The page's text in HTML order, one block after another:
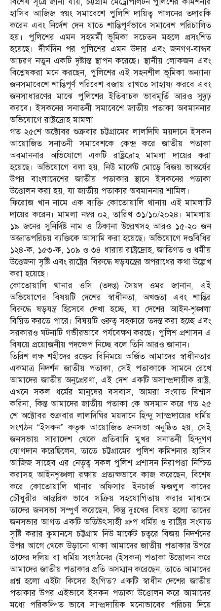
হাসিব আজিজ স্বয়ং সমাবেশে পুলিশি দায়িত্ব পালনের তদারকি
করেন এবং নির্দেশ দেন যাতে শান্তিপূর্ণভাবে সমাবেশ পরিচালিত
হয়। পুলিশের এমন সহমর্মী ভূমিকা সচেতন মহলে প্রসংশিত
হয়েছে। দীর্ঘদিন পর পুলিশের এমন উদার এবং জনগণ-বান্ধব
আচরণ নতুন একটি দৃষ্টান্ত স্থাপন করেছে। স্থানীয় লোকজন এবং
বিশ্লেষকরা মনে করছেন, পুলিশের এই সহনশীল ভূমিকা অন্যান্য
জনসমাবেশে শান্তিপূর্ণ পরিবেশ বজায় রাখতে সাহায্য করবে এবং
জনসাধারণের মাঝে পুলিশের ইতিবাচক ভাবমূর্তি আরও সুদৃঢ়
করবে। ইসকনের সনাতনী সমাবেশে জাতীয় পতাকা অবমাননার
অভিযোগে রাষ্ট্রদ্রোহ মামলা
গত ২৫শে অক্টোবর শুক্রবার চট্টগ্রামের লালদিঘি ময়দানে ইসকন
আয়োজিত সনাতনী সমাবেশকে কেন্দ্র করে জাতীয় পতাকা
অবমাননার অভিযোগে একটি রাষ্ট্রদ্রোহ মামলা দায়ের করা
হয়েছে। অভিযোগে বলা হয়, নিউ মার্কেট মোড়ে বিজয় ভাস্কর্যের
উপর বাংলাদেশের জাতীয় পতাকার স্থানে ইসকনের পতাকা
উত্তোলন করা হয়, যা জাতীয় পতাকার অবমাননার শামিল।
ফিরোজ খান নামে এক ব্যক্তি কোতোয়ালি থানায় এই মামলাটি
দায়ের করেন। মামলা নম্বর ০২, তারিখ ৩১/১০/২০২৪। মামলায়
১৯ জনের সুনির্দিষ্ট নাম ও ঠিকানা উল্লেখসহ আরও ১৫-২০ জন
অজ্ঞাতপরিচয় ব্যক্তিকে আসামি করা হয়েছে। অভিযোগে দণ্ডবিধির
১২৪-ক, ১৫৩-ক, ১০৯ ও ৩৪ ধারায় রাষ্ট্রদ্রোহ, জাতিগত ও ধর্মীয়
উত্তেজনা সৃষ্টি এবং রাষ্ট্রের বিরুদ্ধে ষড়যন্ত্রের অপরাধের কথা উল্লেখ
করা হয়েছে।
কোতোয়ালি থানার ওসি (তদন্ত) সৈয়দ ওমর জানান, এই
অভিযোগের বিষয়টি দেশের স্বাধীনতা, অখণ্ডতা এবং শান্তির
বিরুদ্ধে ষড়যন্ত্র হিসেবে দেখা হচ্ছে, যা দেশের আইন-শৃঙ্খলা
বিঘ্নিত করতে পারে। বিষয়টি গুরুত্ব সহকারে তদন্ত করা হচ্ছে এবং
সরকারও ঘটনাটি গভীরভাবে পর্যবেক্ষণ করছে। পুলিশ প্রশাসন এ
বিষয়ে প্রয়োজনীয় পদক্ষেপ নিচ্ছে বলে তিনি আরও জানান।
তিরিশ লক্ষ শহীদের রক্তের বিনিময়ে অর্জিত আমাদের স্বাধীনতার
একমাত্র নিদর্শন জাতীয় পতাকা, সেই পতাকাকে সামনে রেখে
আমাদের জাতীয় অনুপ্রেরণা, এই দেশ একটি অসাম্প্রদায়ীক রাষ্ট্র,
এখনে সকল ধর্মের মানুষের বসবাস, আমরা সংঘাত বিশ্বাস
করিনা, কিন্ত আমাদের জাতীয় পতাকা কে অসম্মান করে গত ২৫
শে অক্টোবর শুক্রবার লালদিঘির ময়দানে হিন্দু সাম্প্রদায়ের ধর্মিয়
সংগঠন “ইসকন” কতৃক আয়োজিত জনসভা অনুষ্ঠিত হয়, সেই
জনসভায় সারাদেশ থেকে প্রতিবাদি মুখর সনাতনী হিন্দুগণ
যোগদান করেছিলেন, তাতে চট্টগ্রামের পুলিশ কমিশনার হাসিব
আজিজ সাহেব এর নেতৃত্ব সকল পুলিশ প্রশাসন নিরাপত্তা নিশ্চিত
করাসহ আইনশৃঙ্খলা রক্ষায় প্রত্যক্ষভাবে কাজ করেছেন, বিশেষ
করে কোতোয়ালি থানার অফিসার ইনচার্জ ফজলুল কাদের
চৌধুরীর আন্তরিক ভাবে সক্রিয় সহযোগিতায় করার মাধ্যমে
তাদের জনসভা সম্পুর্ণ করেছেন, কিন্তু দুঃখের বিষয় হলো তাদের
জনসভার আগত একটি অতিউৎসাহী গ্রুপ ধর্মিয় ও রাষ্ট্রিয় সংঘাত
সৃষ্টি করার কুমানসে চট্টগ্রাম নিউ মার্কেট চত্বরে বিজয় নিদর্শনের
উপর আগে থেকে উড়ানো থাকা আমাদের জাতীয় পতাকার উপরে
তাদের দলিয় বা ধর্মিয় সংগঠনের (ইসকন) পতাকা উত্তোলন করে
আমাদের জাতীয় পতাকার প্রতি অসম্মান করেছেন, তাতে আমাদের
প্রশ্ন হলো এইটা কিসের ইংগিত? একটি স্বাধীন দেশের জাতীয়
পতাকার উপর এইভাবে ইসকন পতাকা উত্তোলন করে আমাদের
মধ্যে পরিকল্পিত ভাবে সাম্প্রদায়িক মনোভাবের পরিচয় দিয়ে